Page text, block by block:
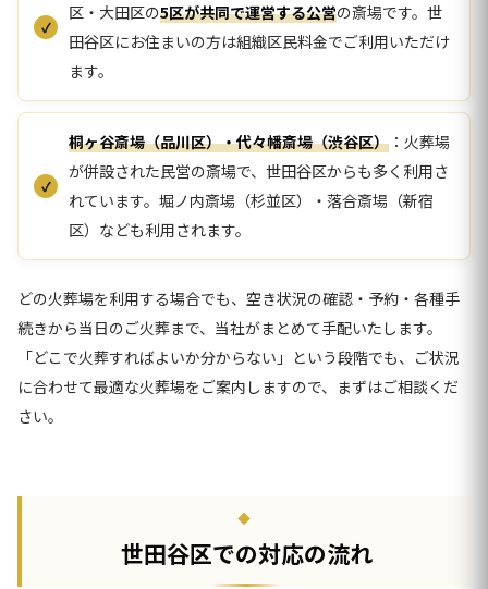
区・大田区の5区が共同で運営する公営の斎場です。世
田谷区にお住まいの方は組織区民料金でご利用いただけ
ます。
桐ヶ谷斎場（品川区）・代々幡斎場（渋谷区） ：火葬場
が併設された民営の斎場で、世田谷区からも多く利用さ
れています。堀ノ内斎場（杉並区）・落合斎場（新宿
区）なども利用されます。
どの火葬場を利用する場合でも、空き状況の確認・予約・各種手
続きから当日のご火葬まで、当社がまとめて手配いたします。
「どこで火葬すればよいか分からない」という段階でも、ご状況
に合わせて最適な火葬場をご案内しますので、まずはご相談くだ
さい。
世田谷区での対応の流れ